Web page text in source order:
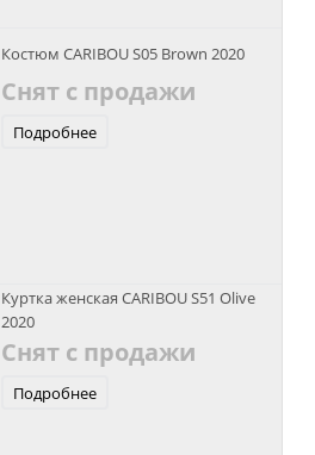
Костюм CARIBOU S05 Brown 2020
Снят с продажи
Подробнее
Куртка женская CARIBOU S51 Olive
2020
Снят с продажи
Подробнее